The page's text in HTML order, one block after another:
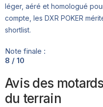
léger, aéré et homologué
compte, les DXR POKER
shortlist.
Note finale :
8 / 10
Avis des
du terrain